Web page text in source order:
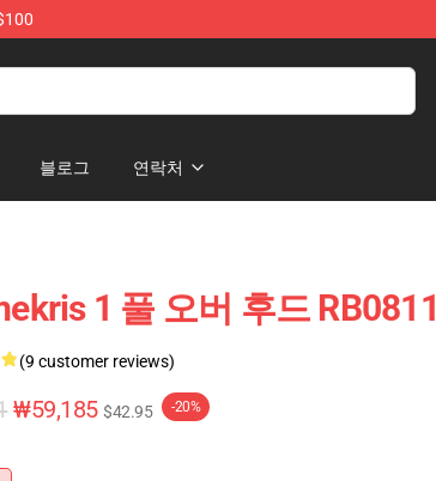
블로그 연락처
1 풀 오버 후드 RB0811
(9 customer reviews)
₩59,185 $42.95 -20%